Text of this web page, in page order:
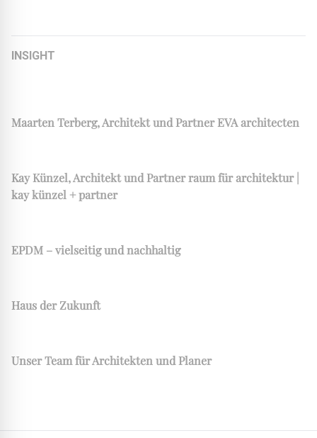
INSIGHT
Maarten Terberg, Architekt und Partner EVA architecten
Kay Künzel, Architekt und Partner raum für architektur |
kay künzel + partner
EPDM – vielseitig und nachhaltig
Haus der Zukunft
Unser Team für Architekten und Planer